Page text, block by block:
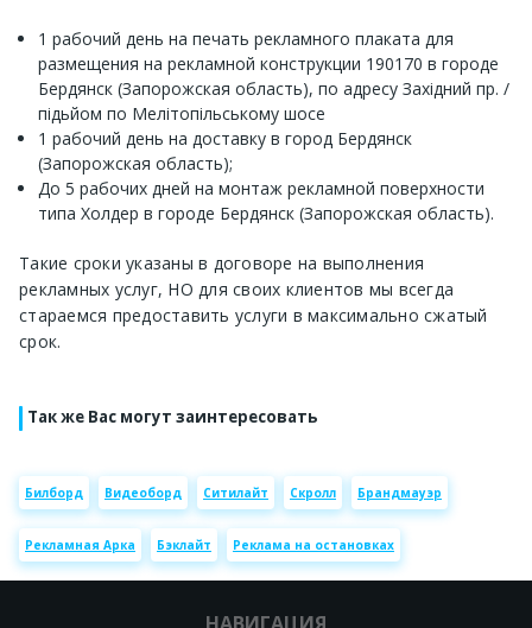
1 рабочий день на печать рекламного плаката для
размещения на рекламной конструкции 190170 в городе
Бердянск (Запорожская область), по адресу Західний пр. /
підьйом по Мелітопільському шосе
1 рабочий день на доставку в город Бердянск
(Запорожская область);
До 5 рабочих дней на монтаж рекламной поверхности
типа Холдер в городе Бердянск (Запорожская область).
Такие сроки указаны в договоре на выполнения
рекламных услуг, НО для своих клиентов мы всегда
стараемся предоставить услуги в максимально сжатый
срок.
Так же Вас могут заинтересовать
Билборд Видеоборд Ситилайт Скролл Брандмауэр
Рекламная Арка Бэклайт Реклама на остановках